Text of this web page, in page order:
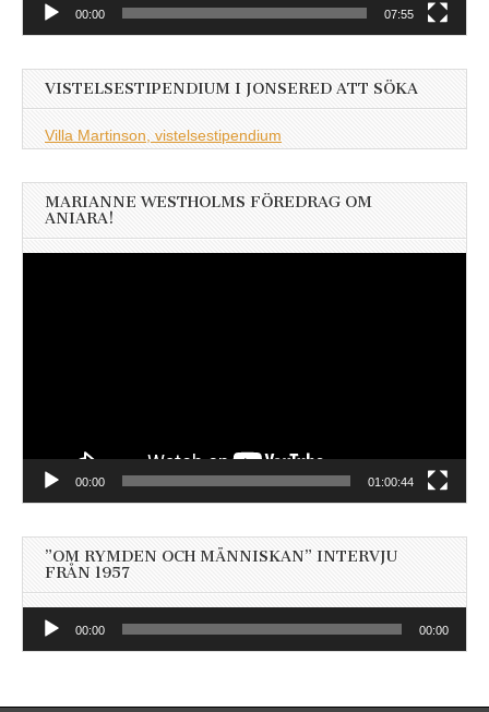
00:00 07:55
VISTELSESTIPENDIUM I JONSERED ATT SÖKA
Villa Martinson, vistelsestipendium
MARIANNE WESTHOLMS FÖREDRAG OM
ANIARA!
00:00 01:00:44
”OM RYMDEN OCH MÄNNISKAN” INTERVJU
FRÅN 1957
Ljudspelare
00:00 00:00